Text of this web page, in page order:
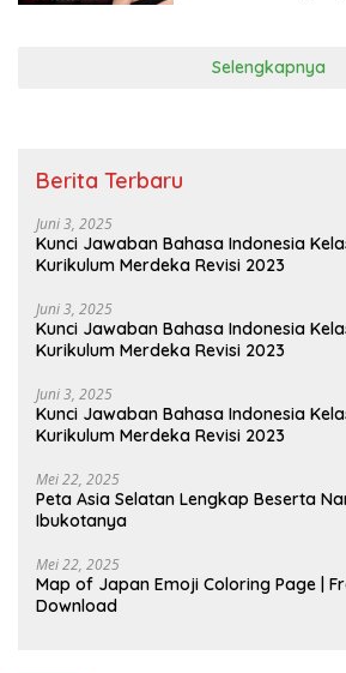
Selengkapnya
Berita Terbaru
Juni 3, 2025
Kunci Jawaban Bahasa Indonesia
Kurikulum Merdeka Revisi 2023
Juni 3, 2025
Kunci Jawaban Bahasa Indonesia
Kurikulum Merdeka Revisi 2023
Juni 3, 2025
Kunci Jawaban Bahasa Indonesia
Kurikulum Merdeka Revisi 2023
Mei 22, 2025
Peta Asia Selatan Lengkap Beserta
Ibukotanya
Mei 22, 2025
Map of Japan Emoji Coloring Page |
Download